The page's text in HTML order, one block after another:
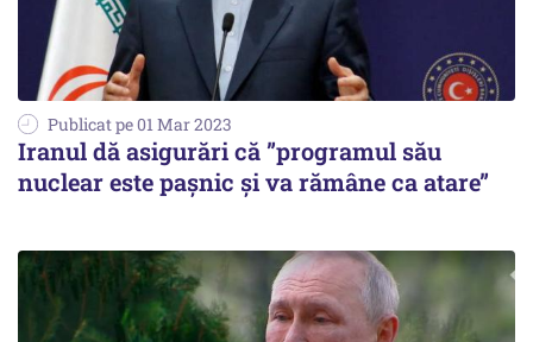
Publicat pe 01 Mar 2023
Iranul dă asigurări că ”programul său
nuclear este pașnic și va rămâne ca atare”